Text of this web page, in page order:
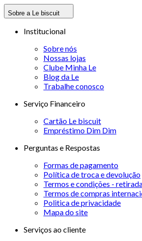
Sobre a Le biscuit
Institucional
Sobre nós
Nossas lojas
Clube Minha Le
Blog da Le
Trabalhe conosco
Serviço Financeiro
Cartão Le biscuit
Empréstimo Dim Dim
Perguntas e Respostas
Formas de pagamento
Política de troca e devolução
Termos e condições -
Termos de compras
Politica de privacidade
Mapa do site
Serviços ao cliente